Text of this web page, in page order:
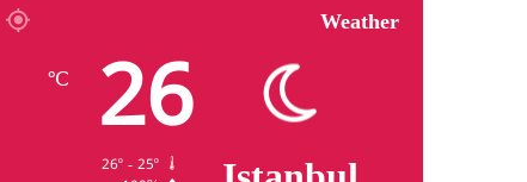
Weather
26
℃
26º - 25º